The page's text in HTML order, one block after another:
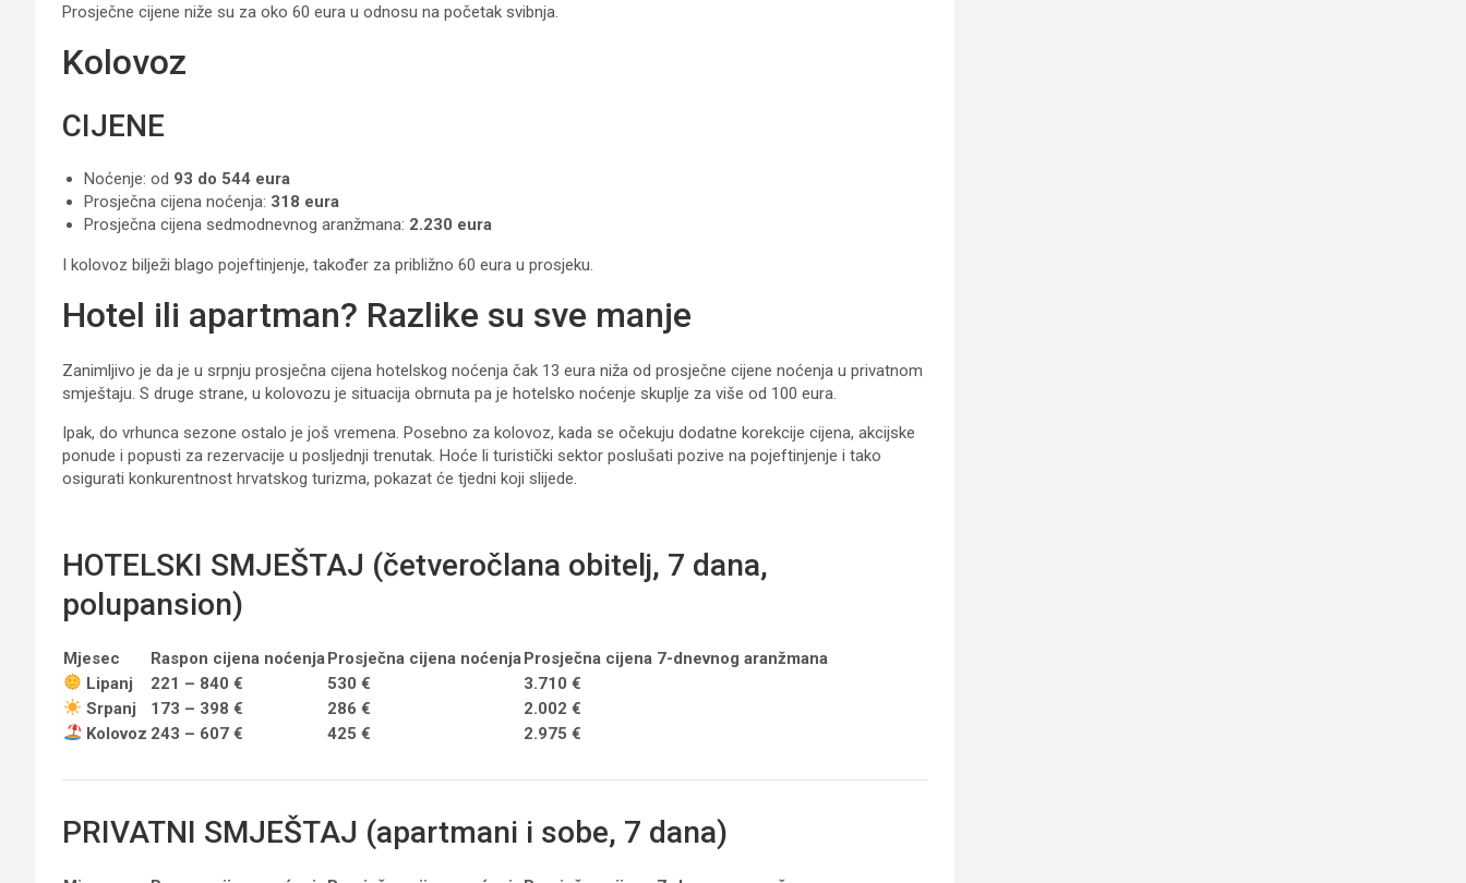
Prosječne cijene niže su za oko 60 eura u odnosu na početak svibnja.
Kolovoz
CIJENE
Noćenje: od 93 do 544 eura
Prosječna cijena noćenja: 318 eura
Prosječna cijena sedmodnevnog aranžmana: 2.230 eura
I kolovoz bilježi blago pojeftinjenje, također za približno 60 eura u prosjeku.
Hotel ili apartman? Razlike su sve manje
Zanimljivo je da je u srpnju prosječna cijena hotelskog noćenja čak 13 eura niža od prosječne cijene noćenja u privatnom
smještaju. S druge strane, u kolovozu je situacija obrnuta pa je hotelsko noćenje skuplje za više od 100 eura.
Ipak, do vrhunca sezone ostalo je još vremena. Posebno za kolovoz, kada se očekuju dodatne korekcije cijena, akcijske
ponude i popusti za rezervacije u posljednji trenutak. Hoće li turistički sektor poslušati pozive na pojeftinjenje i tako
osigurati konkurentnost hrvatskog turizma, pokazat će tjedni koji slijede.
HOTELSKI SMJEŠTAJ (četveročlana obitelj, 7 dana,
polupansion)
Mjesec Raspon cijena noćenja Prosječna cijena noćenja Prosječna cijena 7-dnevnog aranžmana
Lipanj
221 – 840 € 530 €
3.710 €
Srpanj
173 – 398 € 286 €
2.002 €
Kolovoz 243 – 607 € 425 € 2.975 €
PRIVATNI SMJEŠTAJ (apartmani i sobe, 7 dana)